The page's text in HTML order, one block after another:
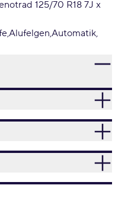
125/70 R18 7J x
Alufelgen Automatik